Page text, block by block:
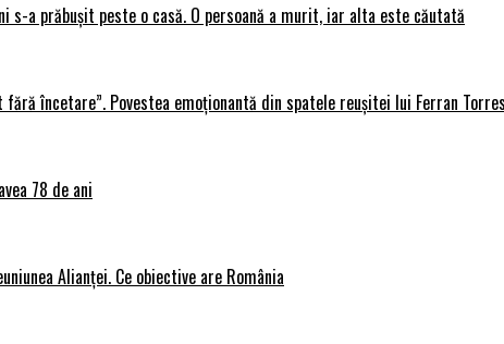
s-a prăbușit peste o casă. O persoană a murit, iar alta este căutată
încetare”. Povestea emoționantă din spatele reușitei lui Ferran
78 de ani
Alianței. Ce obiective are România